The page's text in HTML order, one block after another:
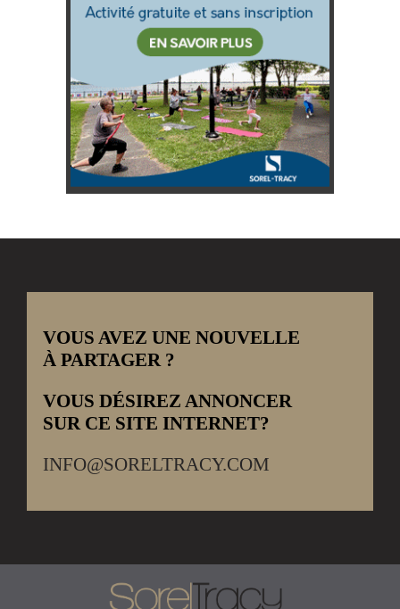
VOUS AVEZ UNE NOUVELLE
À PARTAGER ?
VOUS DÉSIREZ ANNONCER
SUR CE SITE INTERNET?
INFO@SORELTRACY.COM